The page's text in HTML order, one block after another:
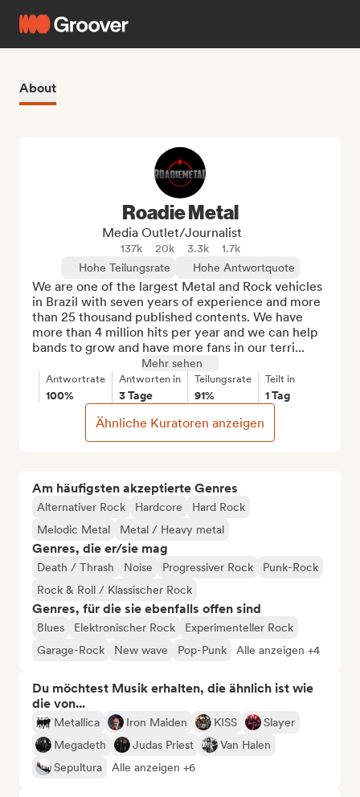
About
Am häufigsten akzeptierte Genres
Alternativer Rock Hardcore
Hard Rock
Melodic Metal
Metal / Heavy metal
Genres, die er/sie mag
Death / Thrash Noise Progressiver Rock
Punk-Rock
Rock & Roll / Klassischer Rock
Genres, für die sie ebenfalls offen sind
Blues Elektronischer Rock
Experimenteller Rock
Garage-Rock
New wave Pop-Punk Alle anzeigen +4
Du möchtest Musik erhalten, die ähnlich ist wie
die von...
Metallica Iron Maiden KISS
Slayer
Megadeth
Judas Priest
Van Halen
Sepultura
Alle anzeigen +6
Roadie Metal
Media Outlet/Journalist
137k 20k 3.3k
1.7k
Hohe Teilungsrate
Hohe Antwortquote
We are one of the largest Metal and Rock vehicles
in Brazil with seven years of experience and more
than 25 thousand published contents. We have
more than 4 million hits per year and we can help
bands to grow and have more fans in our terri...
Mehr sehen
Antwortrate
100%
Antworten in
3 Tage
Teilungsrate
91%
Teilt in
1 Tag
Ähnliche Kuratoren anzeigen